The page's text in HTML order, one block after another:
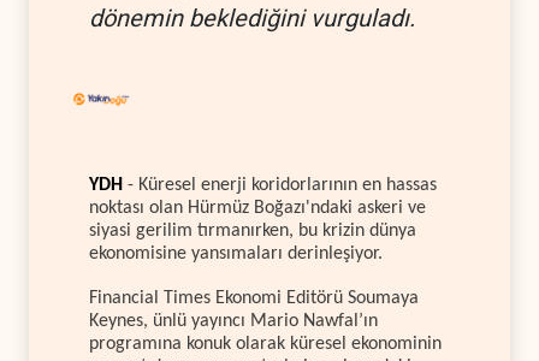
dönemin beklediğini vurguladı.
YDH - Küresel enerji koridorlarının en hassas
noktası olan Hürmüz Boğazı'ndaki askeri ve
siyasi gerilim tırmanırken, bu krizin dünya
ekonomisine yansımaları derinleşiyor.
Financial Times Ekonomi Editörü Soumaya
Keynes, ünlü yayıncı Mario Nawfal’ın
programına konuk olarak küresel ekonominin